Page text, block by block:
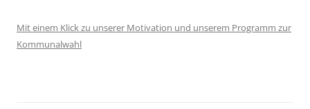
Mit einem Klick zu unserer Motivation und unserem Programm zur
Kommunalwahl